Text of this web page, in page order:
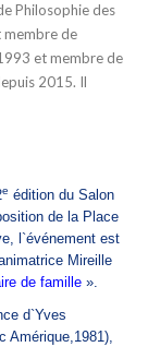
Philosophie des
membre de
et membre de
2015. Il
e édition du Salon
de la Place
l`événement est
Mireille
de famille ».
d`Yves
Amérique,1981),